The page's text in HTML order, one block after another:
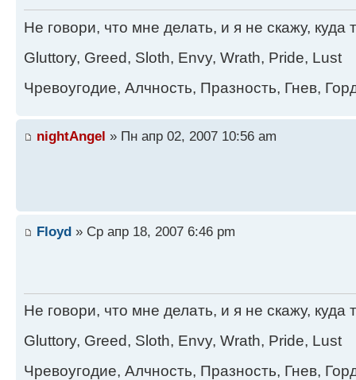
Не говори, что мне делать, и я не скажу, куда
Gluttory, Greed, Sloth, Envy, Wrath, Pride, Lust
Чревоугодие, Алчность, Празность, Гнев,
nightAngel » Пн апр 02, 2007 10:56 am
Floyd » Ср апр 18, 2007 6:46 pm
Не говори, что мне делать, и я не скажу, куда
Gluttory, Greed, Sloth, Envy, Wrath, Pride, Lust
Чревоугодие, Алчность, Празность, Гнев,